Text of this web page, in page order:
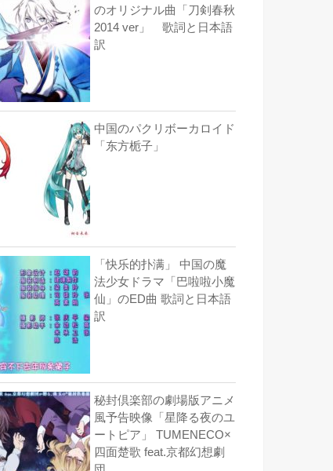
のオリジナル曲「刀剣春秋
2014 ver」 歌詞と日本語
訳
中国のパクリボーカロイド
「东方栀子」
「快乐的扑满」 中国の魔
法少女ドラマ「巴啦啦小魔
仙」のED曲 歌詞と日本語
訳
秘封倶楽部の劇場版アニメ
風予告映像「星降る夜のユ
ートピア」 TUMENECO×
四面楚歌 feat.京都幻想劇